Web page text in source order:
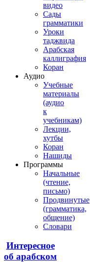
видео
Сады
грамматики
Уроки
таджвида
Арабская
каллиграфия
Коран
Аудио
Учебные
материалы
(аудио
к
учебникам)
Лекции,
хутбы
Коран
Нашиды
Программы
Начальные
(чтение,
письмо)
Продвинутые
(грамматика,
общение)
Словари
Интересное
об арабском